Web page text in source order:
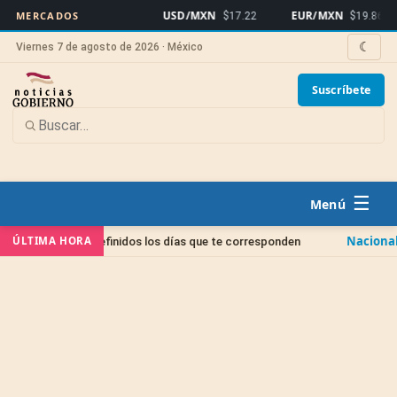
MERCADOS USD/MXN $17.22 EUR/MXN $19.86
Viernes 7 de agosto de 2026 · México ☾
Suscríbete
☰
ÚLTIMA HORA
definidos los días que te corresponden Nacional